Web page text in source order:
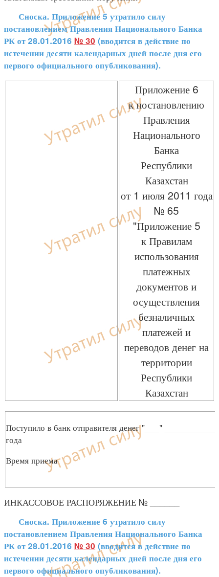
Сноска. Приложение 5 утратило силу
постановлением Правления Национального Банка
РК от 28.01.2016 № 30 (вводится в действие по
истечении десяти календарных дней после дня его
первого официального опубликования).
Приложение 6
к постановлению
Правления
Национального
Банка
Республики
Казахстан
от 1 июля 2011 года
№ 65
"Приложение 5
к Правилам
использования
платежных
документов и
осуществления
безналичных
платежей и
переводов денег на
территории
Республики
Казахстан
Поступило в банк отправителя денег "___"
года
Время приема
ИНКАССОВОЕ РАСПОРЯЖЕНИЕ № ______
Сноска. Приложение 6 утратило силу
постановлением Правления Национального Банка
РК от 28.01.2016 № 30 (вводится в действие по
истечении десяти календарных дней после дня его
первого официального опубликования).